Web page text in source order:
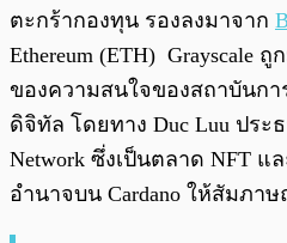
ตะกร้ากองทุน รองลงมาจาก
Ethereum (ETH) Grayscale ถู
ของความสนใจของสถาบันกา
ดิจิทัล โดยทาง Duc Luu ประ
Network ซึ่งเป็นตลาด NFT แ
อำนาจบน Cardano ให้สัมภาษ